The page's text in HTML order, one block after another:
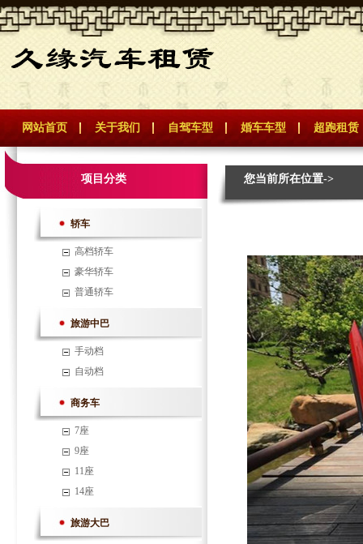
网站首页 关于我们 自驾车型 婚车车型 超跑租赁
项目分类
轿车
高档轿车
豪华轿车
普通轿车
旅游中巴
手动档
自动档
商务车
7座
9座
11座
14座
旅游大巴
您当前所在位置->